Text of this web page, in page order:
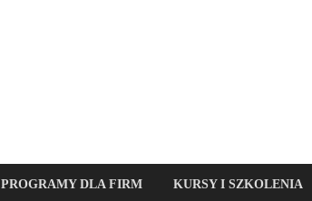
PROGRAMY DLA FIRM KURSY I SZKOLENIA